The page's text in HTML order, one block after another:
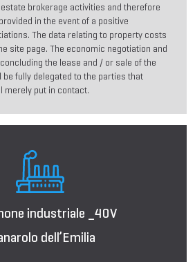
brokerage activities and therefore
in the event of a positive
The data relating to property costs
site page. The economic negotiation and
the lease and / or sale of the
fully delegated to the parties that
merely put in contact.
industriale _40V
dell’Emilia